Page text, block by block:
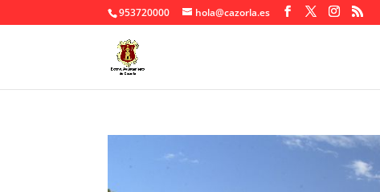
953720000 hola@cazorla.es